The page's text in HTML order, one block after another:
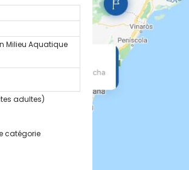
Milieu Aquatique
adultes)
catégorie